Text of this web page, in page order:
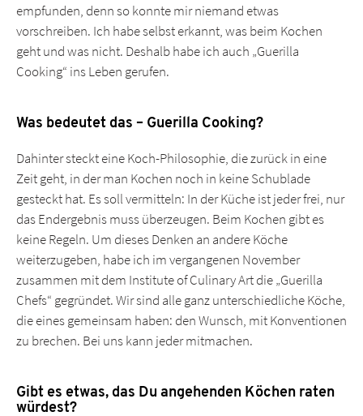
empfunden, denn so konnte mir niemand etwas
vorschreiben. Ich habe selbst erkannt, was beim Kochen
geht und was nicht. Deshalb habe ich auch „Guerilla
Cooking“ ins Leben gerufen.
Was bedeutet das – Guerilla Cooking?
Dahinter steckt eine Koch-Philosophie, die zurück in eine
Zeit geht, in der man Kochen noch in keine Schublade
gesteckt hat. Es soll vermitteln: In der Küche ist jeder frei, nur
das Endergebnis muss überzeugen. Beim Kochen gibt es
keine Regeln. Um dieses Denken an andere Köche
weiterzugeben, habe ich im vergangenen November
zusammen mit dem Institute of Culinary Art die „Guerilla
Chefs“ gegründet. Wir sind alle ganz unterschiedliche Köche,
die eines gemeinsam haben: den Wunsch, mit Konventionen
zu brechen. Bei uns kann jeder mitmachen.
Gibt es etwas, das Du angehenden Köchen raten
würdest?